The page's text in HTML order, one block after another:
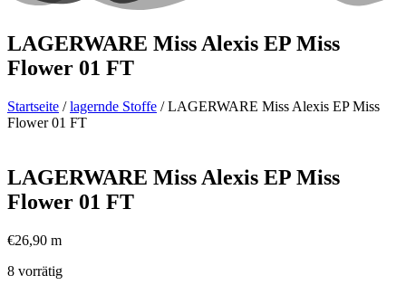
LAGERWARE Miss Alexis EP Miss
Flower 01 FT
Startseite /lagernde Stoffe / LAGERWARE Miss Alexis EP Miss
Flower 01 FT
LAGERWARE Miss Alexis EP Miss
Flower 01 FT
€26,90 m
8 vorrätig